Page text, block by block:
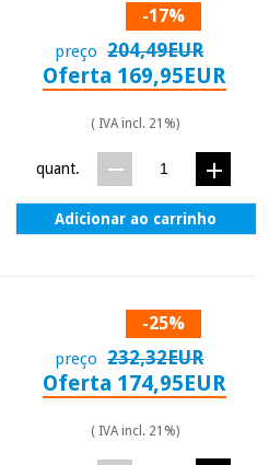
-17%
preço 204,49EUR
Oferta 169,95EUR
( IVA incl. 21%)
quant.
Adicionar ao carrinho
-25%
preço 232,32EUR
Oferta 174,95EUR
( IVA incl. 21%)